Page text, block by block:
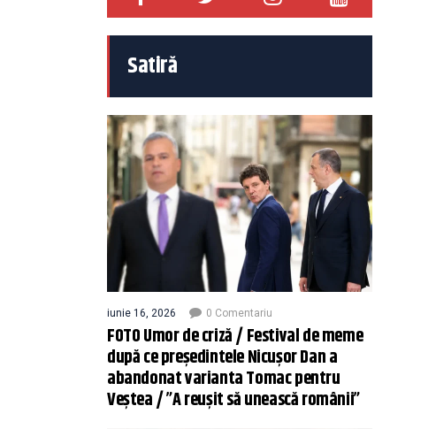
Satiră
iunie 16, 2026 0 Comentariu
FOTO Umor de criză / Festival de meme
după ce președintele Nicușor Dan a
abandonat varianta Tomac pentru
Veștea / ”A reușit să unească românii”